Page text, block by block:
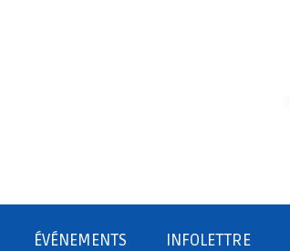
ÉVÉNEMENTS INFOLETTRE